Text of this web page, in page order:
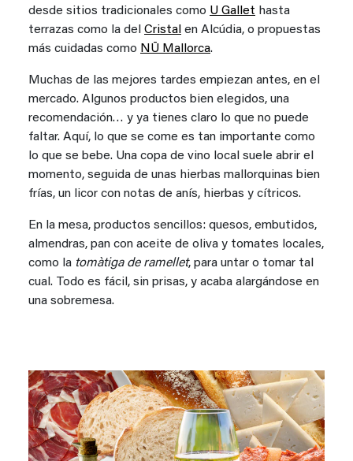
desde sitios tradicionales como U Gallet hasta
terrazas como la del Cristal en Alcúdia, o propuestas
más cuidadas como NŪ Mallorca.
Muchas de las mejores tardes empiezan antes, en el
mercado. Algunos productos bien elegidos, una
recomendación… y ya tienes claro lo que no puede
faltar. Aquí, lo que se come es tan importante como
lo que se bebe. Una copa de vino local suele abrir el
momento, seguida de unas hierbas mallorquinas bien
frías, un licor con notas de anís, hierbas y cítricos.
En la mesa, productos sencillos: quesos, embutidos,
almendras, pan con aceite de oliva y tomates locales,
como la tomàtiga de ramellet, para untar o tomar tal
cual. Todo es fácil, sin prisas, y acaba alargándose en
una sobremesa.